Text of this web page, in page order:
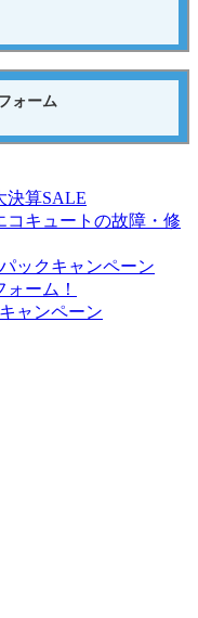
ォーム
決算SALE
コキュートの故障・修
ックキャンペーン
ーム！
ャンペーン